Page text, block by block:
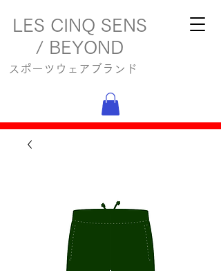
LES CINQ SENS
/ BEYOND
スポーツウェアブランド